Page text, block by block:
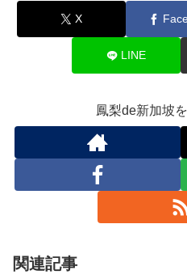
X
LINE
鳳梨de新加坡
関連記事